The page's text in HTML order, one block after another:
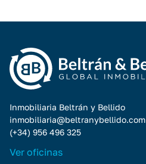
Inmobiliaria Beltrán y Bellido
inmobiliaria@beltranybellido.com
(+34) 956 496 325
Ver oficinas